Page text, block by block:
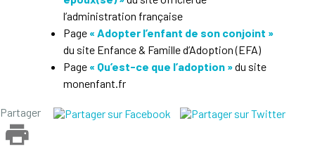
l’administration française
Page « Adopter l’enfant de son conjoint »
du site Enfance & Famille d’Adoption (EFA)
Page « Qu’est-ce que l’adoption »du site
monenfant.fr
Partager